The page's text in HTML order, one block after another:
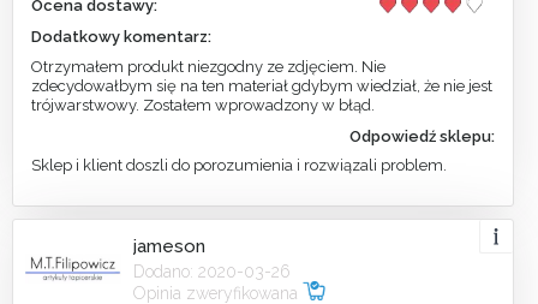
Ocena dostawy:
Dodatkowy komentarz:
Otrzymałem produkt niezgodny ze zdjęciem. Nie
zdecydowałbym się na ten materiał gdybym wiedział, że nie jest
trójwarstwowy. Zostałem wprowadzony w błąd.
Odpowiedź sklepu:
Sklep i klient doszli do porozumienia i rozwiązali problem.
jameson
Dodano: 2020-03-26
Opinia zweryfikowana